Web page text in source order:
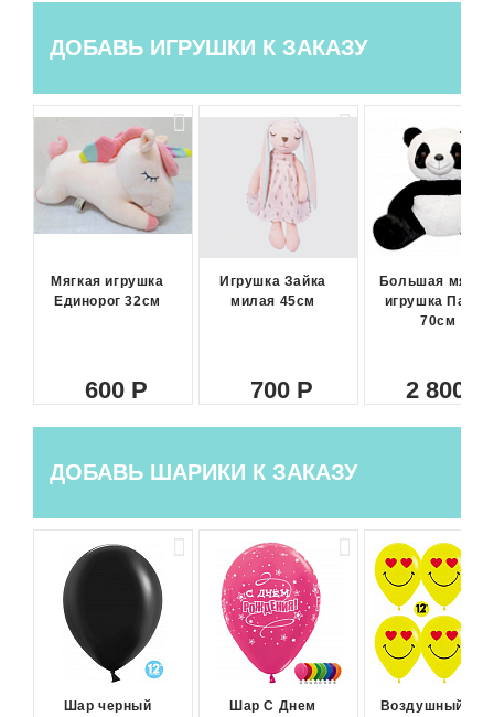
ДОБАВЬ ИГРУШКИ К ЗАКАЗУ
Мягкая игрушка
Единорог 32см
600
Игрушка Зайка
милая 45см
700
Большая
игрушка Панда
70см
2 800
ДОБАВЬ ШАРИКИ К ЗАКАЗУ
Шар черный
Шар С Днем
Воздушный